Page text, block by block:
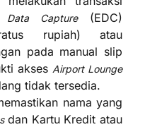
Data Capture(EDC)
rupiah) atau
pada manual slip
aksesAirport Lounge
tidak tersedia.
nama yang
dan Kartu Kredit atau